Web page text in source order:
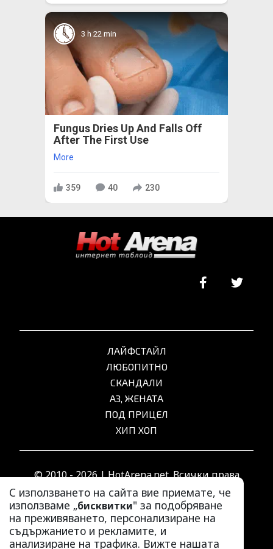
3 h 22 min
Fungus Dries Up And Falls Off
After The First Use
More
359 40 230
С използването на сайта вие приемате, че
използваме „бисквитки" за подобряване
на преживяването, персонализиране на
съдържанието и рекламите, и
анализиране на трафика. Вижте нашата
ЛАЙФСТАЙЛ
ЛЮБОПИТНО
СКАНДАЛИ
АЗ, ЖЕНАТА
ПОД ПРИЦЕЛ
ХИП ХОП
© 2010 - 2026 | HotArena.net. Всички права
запазени.
РЕКЛАМА
КОНТАКТИ